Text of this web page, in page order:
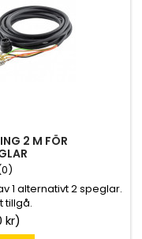
2 M FÖR
1 alternativt 2 speglar.
tillgå.
kr)